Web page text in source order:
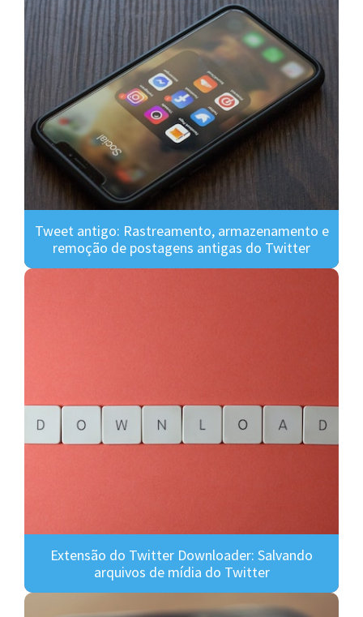
Tweet antigo: Rastreamento, armazenamento e
remoção de postagens antigas do Twitter
Extensão do Twitter Downloader: Salvando
arquivos de mídia do Twitter